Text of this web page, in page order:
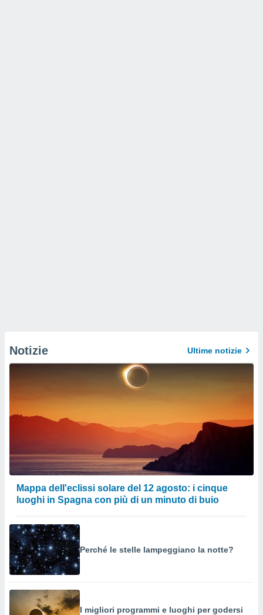
Notizie Ultime notizie
Mappa dell'eclissi solare del 12 agosto: i cinque
luoghi in Spagna con più di un minuto di buio
Perché le stelle lampeggiano la notte?
I migliori programmi e luoghi per godersi